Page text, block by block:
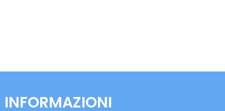
INFORMAZIONI